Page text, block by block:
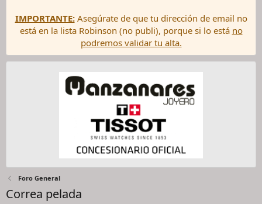
IMPORTANTE:Asegúrate de que tu dirección de email no
está en la lista Robinson (no publi), porque si lo está no
podremos validar tu alta.
Foro General
Correa pelada